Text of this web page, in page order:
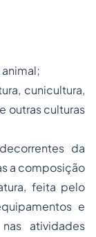
cunicultura,
outras culturas
da
a composição
feita pelo
e
atividades